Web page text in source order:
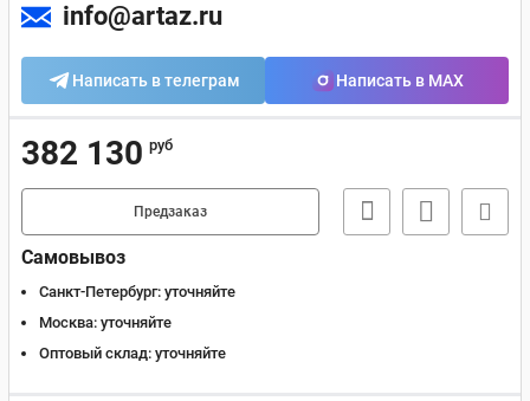
info@artaz.ru
Написать в телеграм Написать в MAX
382 130 руб
Предзаказ
Самовывоз
Санкт-Петербург: уточняйте
Москва: уточняйте
Оптовый склад: уточняйте